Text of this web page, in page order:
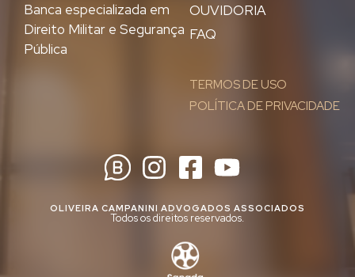
OUVIDORIA
FAQ
TERMOS DE USO
POLÍTICA DE PRIVACIDADE
Banca especializada em
Direito Militar e Segurança
Pública
OLIVEIRA CAMPANINI ADVOGADOS ASSOCIADOS
Todos os direitos reservados.